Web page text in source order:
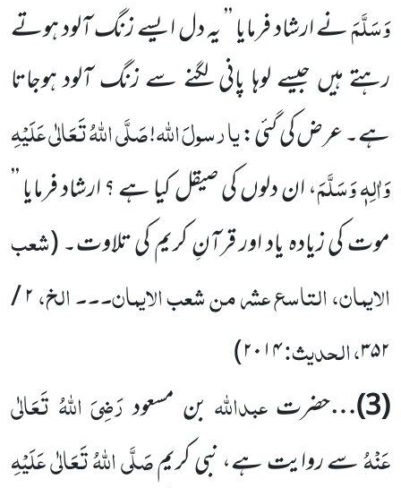
وَسَلَّمَنے ارشاد فرمایا ’’ یہ دل ایسے زنگ آلود ہوتے
رہتے ہیں جیسے لوہا پانی لگنے سے زنگ آلود ہوجاتا
ہے۔ عرض کی گئی:یارسولَاللہ!صَلَّی اللہُ تَعَالٰی عَلَیْہِ
وَاٰلِہٖ وَسَلَّمَ،ان دلوں کی صیقل کیا ہے ؟ ارشاد فرمایا ’’
موت کی زیادہ یاد اور قرآنِ کریم کی تلاوت۔(شعب
الایمان، التاسع عشر من شعب الایمان۔۔۔ الخ،۲/
۳۵۲، الحدیث:۲۰۱۴)
(
3
)…حضرتعبداللہبن مسعودرَضِیَ اللہُ تَعَالٰی
عَنْہُسے روایت ہے، نبی کریمصَلَّی اللہُ تَعَالٰی عَلَیْہِ